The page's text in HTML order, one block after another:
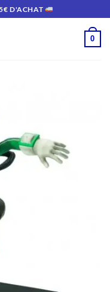
D'ACHAT
0